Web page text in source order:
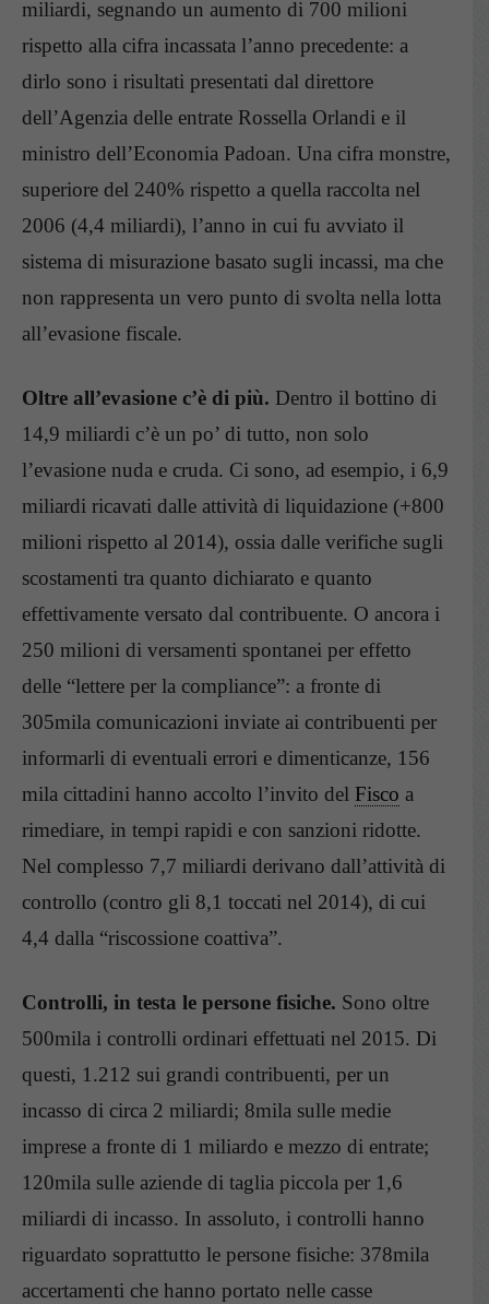
miliardi, segnando un aumento di 700 milioni
rispetto alla cifra incassata l’anno precedente: a
dirlo sono i risultati presentati dal direttore
dell’Agenzia delle entrate Rossella Orlandi e il
ministro dell’Economia Padoan. Una cifra monstre,
superiore del 240% rispetto a quella raccolta nel
2006 (4,4 miliardi), l’anno in cui fu avviato il
sistema di misurazione basato sugli incassi, ma che
non rappresenta un vero punto di svolta nella lotta
all’evasione fiscale.
Oltre all’evasione c’è di più. Dentro il bottino di
14,9 miliardi c’è un po’ di tutto, non solo
l’evasione nuda e cruda. Ci sono, ad esempio, i 6,9
miliardi ricavati dalle attività di liquidazione (+800
milioni rispetto al 2014), ossia dalle verifiche sugli
scostamenti tra quanto dichiarato e quanto
effettivamente versato dal contribuente. O ancora i
250 milioni di versamenti spontanei per effetto
delle “lettere per la compliance”: a fronte di
305mila comunicazioni inviate ai contribuenti per
informarli di eventuali errori e dimenticanze, 156
mila cittadini hanno accolto l’invito del Fisco a
rimediare, in tempi rapidi e con sanzioni ridotte.
Nel complesso 7,7 miliardi derivano dall’attività di
controllo (contro gli 8,1 toccati nel 2014), di cui
4,4 dalla “riscossione coattiva”.
Controlli, in testa le persone fisiche. Sono oltre
500mila i controlli ordinari effettuati nel 2015. Di
questi, 1.212 sui grandi contribuenti, per un
incasso di circa 2 miliardi; 8mila sulle medie
imprese a fronte di 1 miliardo e mezzo di entrate;
120mila sulle aziende di taglia piccola per 1,6
miliardi di incasso. In assoluto, i controlli hanno
riguardato soprattutto le persone fisiche: 378mila
accertamenti che hanno portato nelle casse